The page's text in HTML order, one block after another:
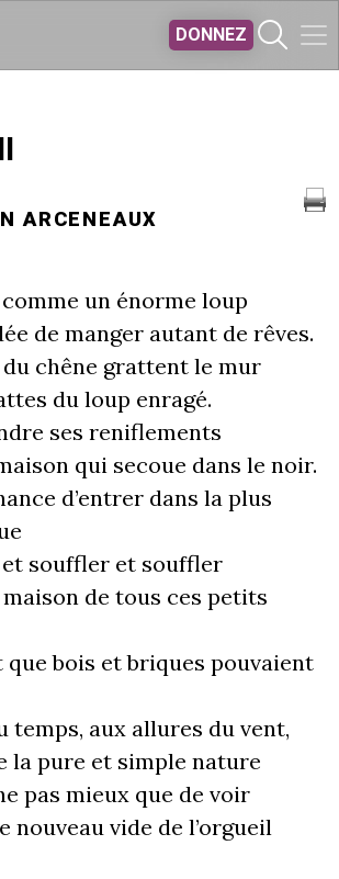
DONNEZ
ARCENEAUX
un énorme loup
de manger autant de rêves.
chêne grattent le mur
du loup enragé.
ses reniflements
qui secoue dans le noir.
d’entrer dans la plus
souffler et souffler
de tous ces petits
bois et briques pouvaient
temps, aux allures du vent,
la pure et simple nature
pas mieux que de voir
nouveau vide de l’orgueil